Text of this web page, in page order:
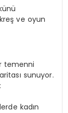
ve oyun
temenni
sunuyor.
kadın